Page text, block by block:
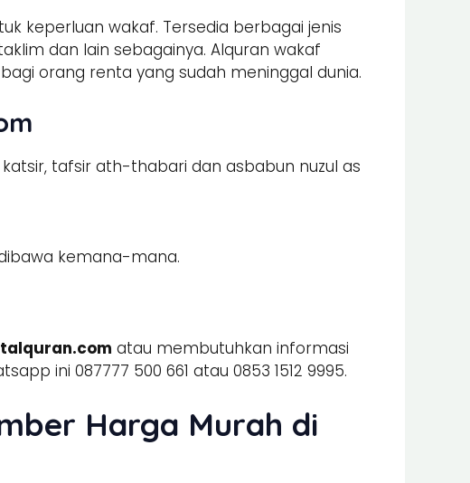
keperluan wakaf. Tersedia berbagai jenis
dan lain sebagainya. Alquran wakaf
orang renta yang sudah meninggal dunia.
tafsir ath-thabari dan asbabun nuzul as
kemana-mana.
atau membutuhkan informasi
ini 087777 500 661 atau 0853 1512 9995.
Harga Murah di